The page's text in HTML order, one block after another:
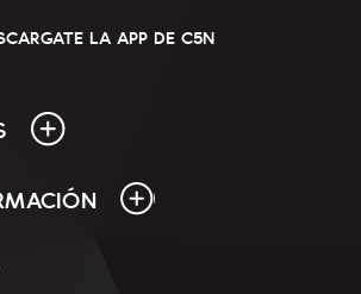
LA APP DE C5N